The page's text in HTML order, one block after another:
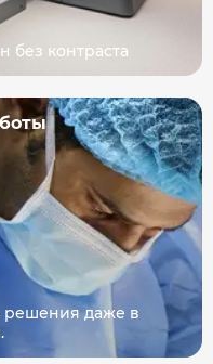
без контраста
решения даже в